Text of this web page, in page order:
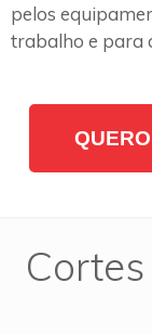
pelos
trabalho e para